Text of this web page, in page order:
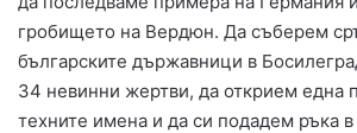
гробището на Вердюн. Да съберем
българските държавници в
34 невинни жертви, да открием една
техните имена и да си подадем ръка